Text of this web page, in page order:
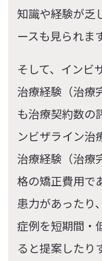
知識や経験が乏
ースも見られます
そして、インビ
治療経験（治療
も治療契約数の
ンビザライン治
治療経験（治療
格の矯正費用で
患力があったり
症例を短期間・
ると提案したり